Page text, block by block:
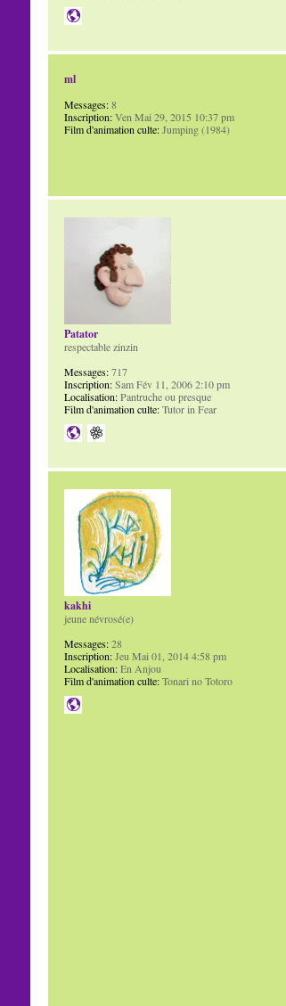
ml
Messages:8
Inscription:Ven Mai 29, 2015 10:37 pm
Film d'animation culte:Jumping (1984)
Patator
respectable zinzin
Messages:717
Inscription:Sam Fév 11, 2006 2:10 pm
Localisation:Pantruche ou presque
Film d'animation culte:Tutor in Fear
kakhi
jeune névrosé(e)
Messages:28
Inscription:Jeu Mai 01, 2014 4:58 pm
Localisation:En Anjou
Film d'animation culte:Tonari no Totoro